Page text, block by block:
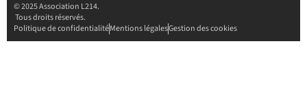
© 2025 Association L214.
Tous droits réservés.
Politique de confidentialitéMentions légalesGestion des cookies